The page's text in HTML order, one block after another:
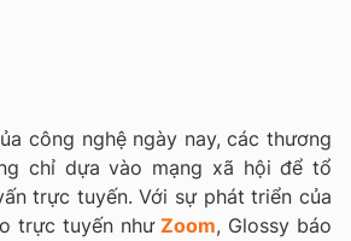
công nghệ ngày nay, các thương
chỉ dựa vào mạng xã hội để tổ
trực tuyến. Với sự phát triển của
trực tuyến nhưZoom, Glossy báo